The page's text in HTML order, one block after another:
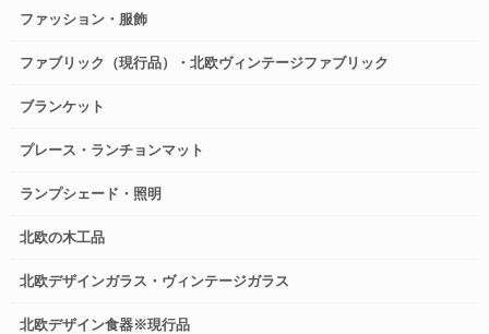
ファッション・服飾
ファブリック（現行品）・北欧ヴィンテージファブリック
ブランケット
プレース・ランチョンマット
ランプシェード・照明
北欧の木工品
北欧デザインガラス・ヴィンテージガラス
北欧デザイン食器※現行品